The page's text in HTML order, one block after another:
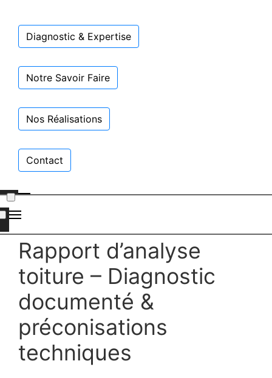
Diagnostic & Expertise
Notre Savoir Faire
Nos Réalisations
Contact
Rapport d’analyse
toiture – Diagnostic
documenté &
préconisations
techniques